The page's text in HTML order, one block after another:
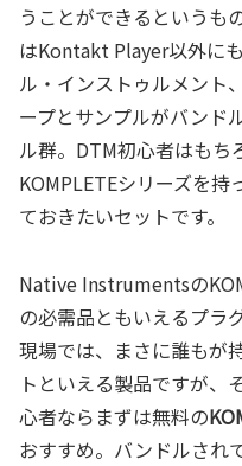
うことができるというも
はKontakt Player以外に
ル・インストゥルメント
ープとサンプルがバンド
ル群。DTM初心者はもち
KOMPLETEシリーズを
ておきたいセットです。
Native Instrumentsの
の必需品ともいえるプラ
現場では、まさに誰もが
トといえる製品ですが、
心者ならまずは無料の
おすすめ。バンドルされ